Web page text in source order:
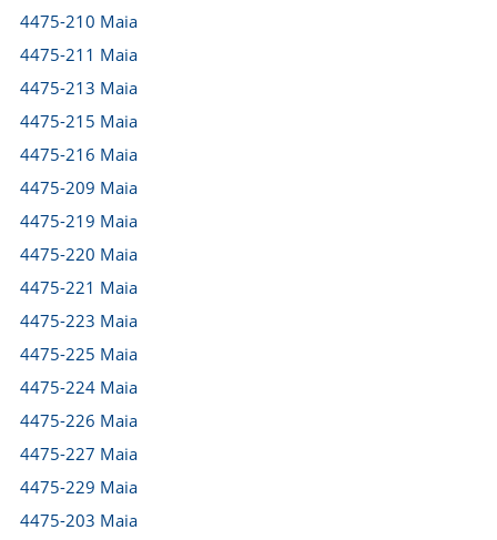
4475-210 Maia
4475-211 Maia
4475-213 Maia
4475-215 Maia
4475-216 Maia
4475-209 Maia
4475-219 Maia
4475-220 Maia
4475-221 Maia
4475-223 Maia
4475-225 Maia
4475-224 Maia
4475-226 Maia
4475-227 Maia
4475-229 Maia
4475-203 Maia